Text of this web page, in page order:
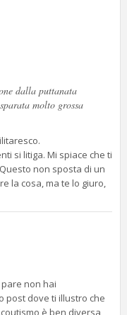
dalla puttanata
molto grossa
si litiga. Mi spiace che ti
non sposta di un
la cosa, ma te lo giuro,
non hai
post dove ti illustro che
è ben diversa